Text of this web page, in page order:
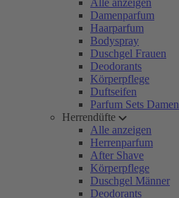
Alle anzeigen
Damenparfum
Haarparfum
Bodyspray
Duschgel Frauen
Deodorants
Körperpflege
Duftseifen
Parfum Sets Damen
Herrendüfte
Alle anzeigen
Herrenparfum
After Shave
Körperpflege
Duschgel Männer
Deodorants